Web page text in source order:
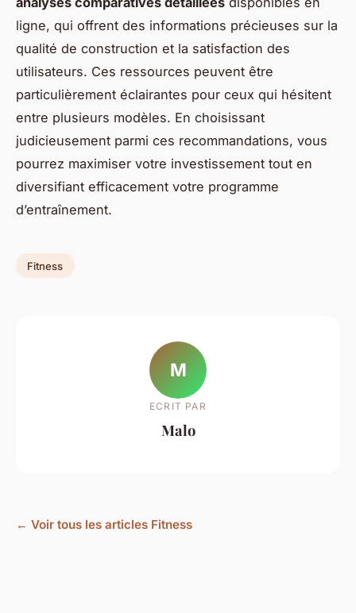
ligne, qui offrent des informations précieuses sur la
qualité de construction et la satisfaction des
utilisateurs. Ces ressources peuvent être
particulièrement éclairantes pour ceux qui hésitent
entre plusieurs modèles. En choisissant
judicieusement parmi ces recommandations, vous
pourrez maximiser votre investissement tout en
diversifiant efficacement votre programme
d’entraînement.
Fitness
M
ECRIT PAR
Malo
← Voir tous les articles Fitness